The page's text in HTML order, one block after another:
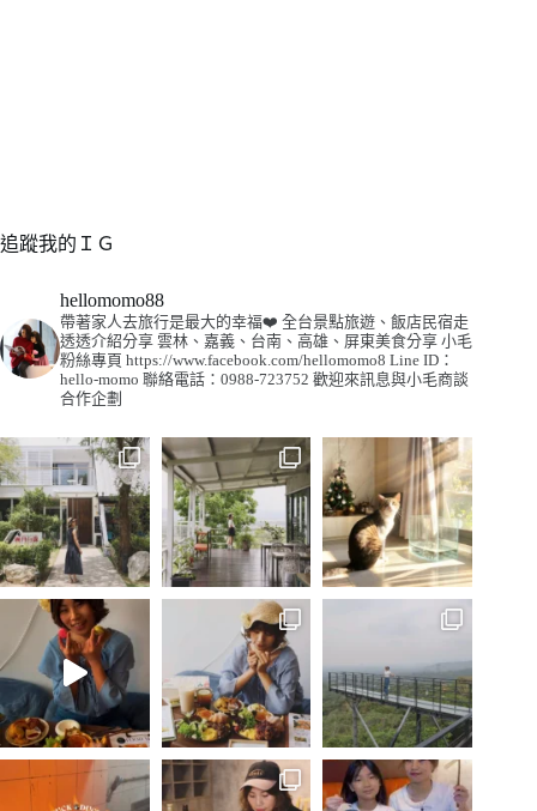
追蹤我的ＩＧ
hellomomo88
帶著家人去旅行是最大的幸福❤️ 全台景點旅遊、飯店民宿走
透透介紹分享 雲林、嘉義、台南、高雄、屏東美食分享 小毛
粉絲專頁 https://www.facebook.com/hellomomo8 Line ID：
hello-momo 聯絡電話：0988-723752 歡迎來訊息與小毛商談
合作企劃